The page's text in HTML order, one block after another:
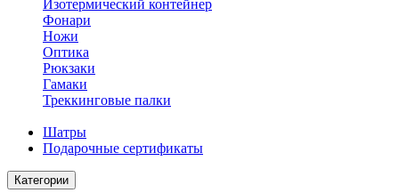
Изотермический контейнер
Фонари
Ножи
Оптика
Рюкзаки
Гамаки
Треккинговые палки
Шатры
Подарочные сертификаты
Категории